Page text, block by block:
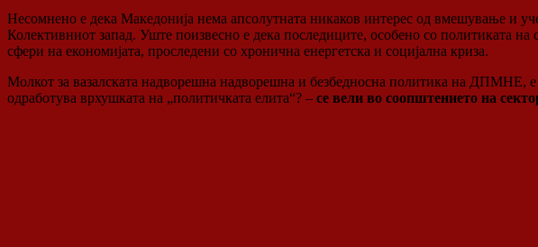
Несомнено е дека Македонија нема апсолутната никаков интерес од вмешување и
Колективниот запад. Уште поизвесно е дека последиците, особено со политиката
сфери на економијата, проследени со хронична енергетска и социјална криза.
Молкот за вазалската надворешна надворешна и безбедносна политика на
одработува врхушката на „политичката елита“? – се вели во соопштението на